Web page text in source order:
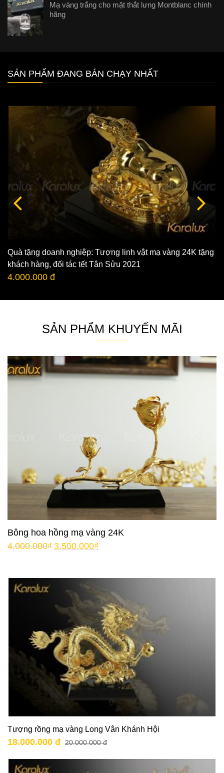
Mạ vàng trắng cho mặt thắt lưng Montblanc chính
hãng
SẢN PHẨM ĐANG BÁN CHẠY NHẤT
Quà tặng doanh nghiệp: Tượng linh vật mạ vàng 24K tặng
khách hàng, đối tác tết Tân Sửu 2021
4.000.000 đ
SẢN PHẨM KHUYẾN MÃI
Bông hoa hồng mạ vàng 24K
4.000.000₫ 3.500.000₫
Tượng rồng mạ vàng Long Vân Khánh Hội
18.000.000 đ 20.000.000 đ